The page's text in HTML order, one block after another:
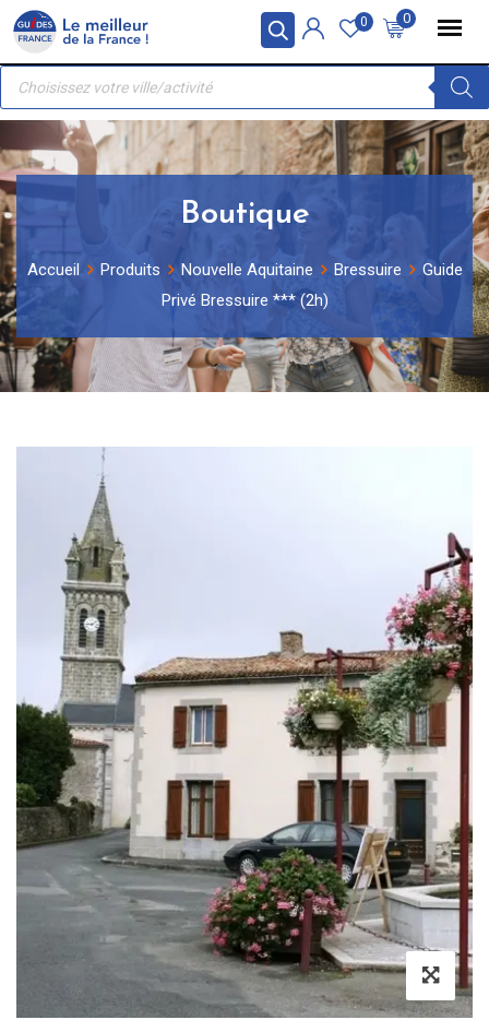
Panneau de gestion des cookies
Skip
content
0
0
Recherche
produits
Boutique
Accueil Produits Nouvelle Aquitaine Bressuire
Guide
Privé Bressuire *** (2h)